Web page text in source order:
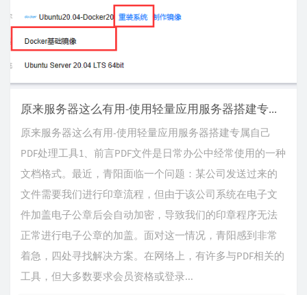
原来服务器这么有用-使用轻量应用服务器搭建专属自己PDF处理工具
原来服务器这么有用-使用轻量应用服务器搭建专属自己
PDF处理工具1、前言PDF文件是日常办公中经常使用的一种
文档格式。最近，青阳面临一个问题：某公司发送过来的
文件需要我们进行印章流程，但由于该公司系统在电子文
件加盖电子公章后会自动加密，导致我们的印章程序无法
正常进行电子公章的加盖。面对这一情况，青阳感到非常
着急，四处寻找解决方案。在网络上，有许多与PDF相关的
工具，但大多数要求会员资格或登录...